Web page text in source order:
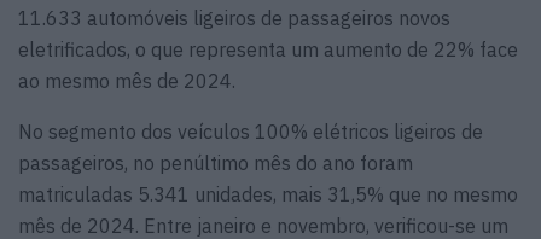
11.633 automóveis ligeiros de passageiros novos
eletrificados, o que representa um aumento de 22% face
ao mesmo mês de 2024.
No segmento dos veículos 100% elétricos ligeiros de
passageiros, no penúltimo mês do ano foram
matriculadas 5.341 unidades, mais 31,5% que no mesmo
mês de 2024. Entre janeiro e novembro, verificou-se um